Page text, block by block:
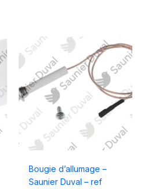
Bougie d’allumage –
Saunier Duval – ref